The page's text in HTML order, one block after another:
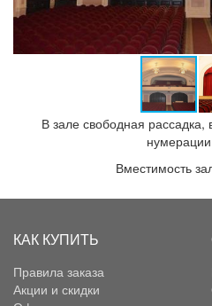
В зале свободная
Вместимость
КАК КУПИТЬ
Правила заказа
Акции и скидки